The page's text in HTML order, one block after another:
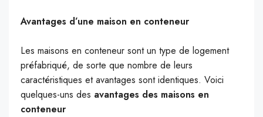
Avantages d’une maison en conteneur
Les maisons en conteneur sont un type de logement
préfabriqué, de sorte que nombre de leurs
caractéristiques et avantages sont identiques. Voici
quelques-uns des avantages des maisons en
conteneur